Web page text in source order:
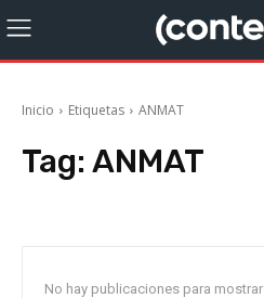
Inicio Etiquetas ANMAT
Tag: ANMAT
No hay publicaciones para mostrar